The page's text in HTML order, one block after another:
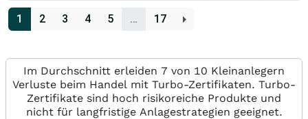
1 2 3 4 5 … 17
Im Durchschnitt erleiden 7 von 10 Kleinanlegern
Verluste beim Handel mit Turbo-Zertifikaten. Turbo-
Zertifikate sind hoch risikoreiche Produkte und
nicht für langfristige Anlagestrategien geeignet.